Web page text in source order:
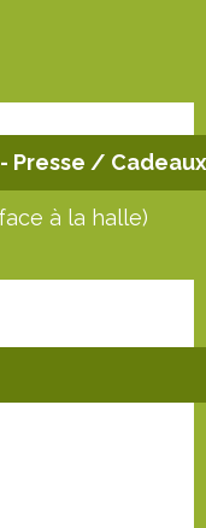
- Presse /
à la halle)